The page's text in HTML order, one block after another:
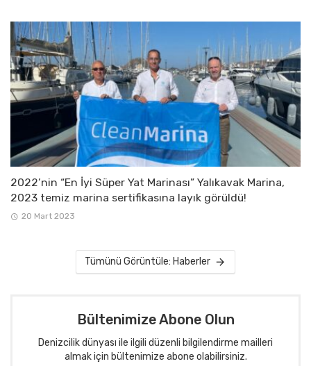
2022’nin “En İyi Süper Yat Marinası” Yalıkavak Marina,
2023 temiz marina sertifikasına layık görüldü!
20 Mart 2023
Tümünü Görüntüle: Haberler
Bültenimize Abone Olun
Denizcilik dünyası ile ilgili düzenli bilgilendirme mailleri
almak için bültenimize abone olabilirsiniz.